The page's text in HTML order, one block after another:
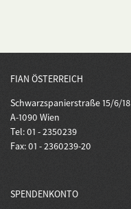
FIAN ÖSTERREICH
Schwarzspanierstraße 15/6/18
A-1090 Wien
Tel: 01 - 2350239
Fax: 01 - 2360239-20
SPENDENKONTO